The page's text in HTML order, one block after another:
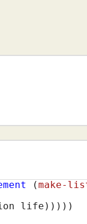
(make-
life ) ) ) ) )